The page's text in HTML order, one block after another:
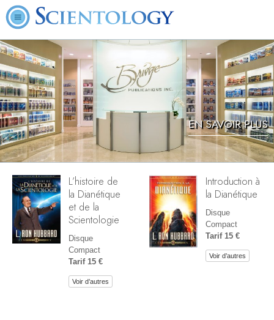
EN SAVOIR PLUS
L’histoire de
la Dianétique
et de la
Scientologie
Disque
Compact
Tarif 15 €
Voir d’autres
Introduction à
la Dianétique
Disque
Compact
Tarif 15 €
Voir d’autres